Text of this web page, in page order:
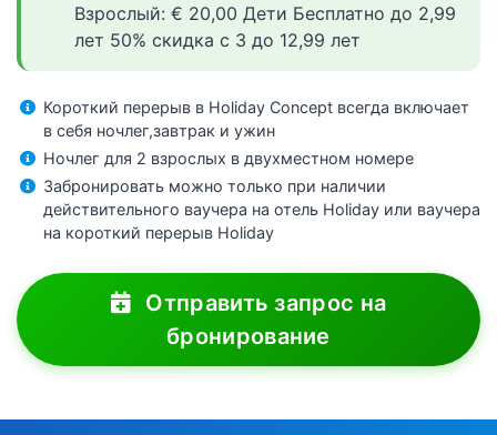
Взрослый: € 20,00 Дети Бесплатно до 2,99
лет 50% скидка с 3 до 12,99 лет
Короткий перерыв в Holiday Concept всегда включает
в себя ночлег,завтрак и ужин
Ночлег для 2 взрослых в двухместном номере
Забронировать можно только при наличии
действительного ваучера на отель Holiday или ваучера
на короткий перерыв Holiday
Отправить запрос на
бронирование